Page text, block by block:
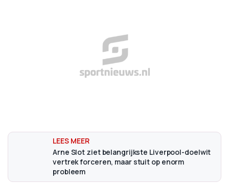
Arne Slot ziet belangrijkste Liverpool-doelwit
vertrek forceren, maar stuit op enorm
probleem